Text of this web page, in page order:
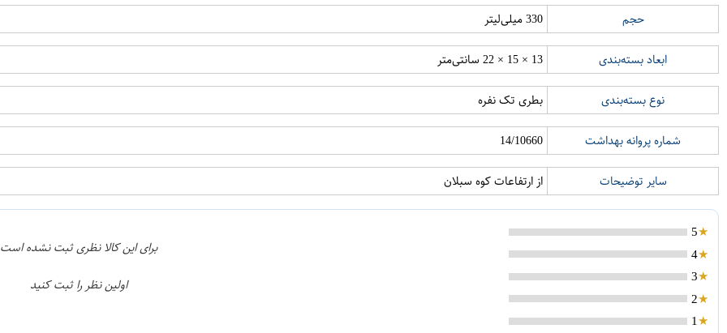
حجم 330 میلی‌لیتر
ابعاد بسته‌بندی 13 × 15 × 22 سانتی‌متر
نوع بسته‌بندی بطری تک نفره
شماره پروانه بهداشت 14/10660
سایر توضیحات از ارتفاعات کوه سبلان
5
4
3
2
1
برای این کالا نظری ثبت نشده است
اولین نظر را ثبت کنید